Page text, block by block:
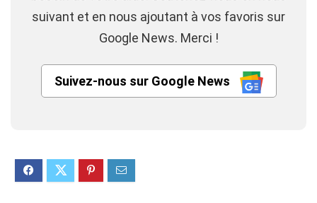
suivant et en nous ajoutant à vos favoris sur
Google News. Merci !
Suivez-nous sur Google News